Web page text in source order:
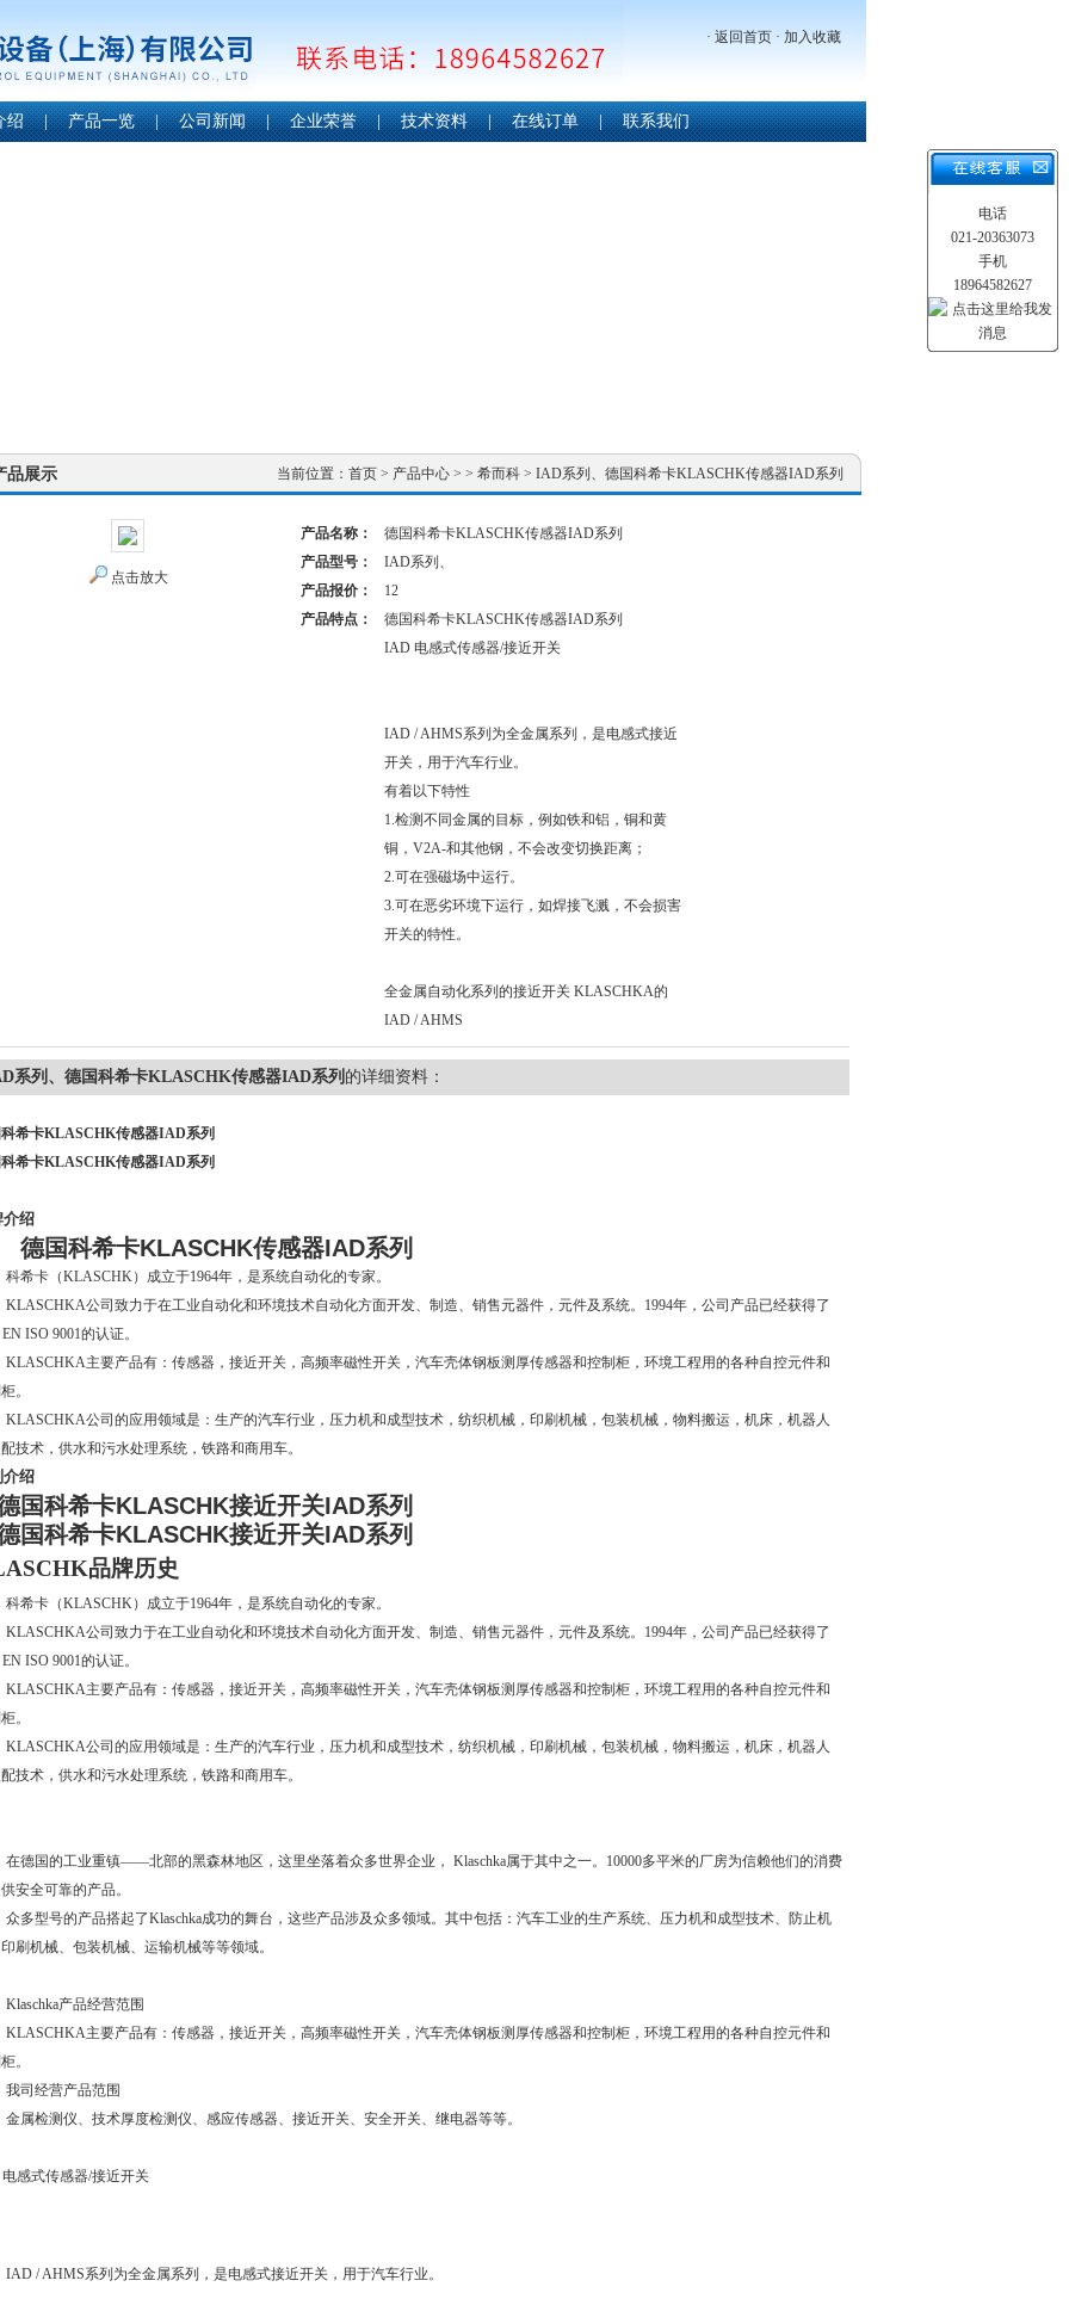
· 返回首页 · 加入收藏
绍 | 产品一览 | 公司新闻 | 企业荣誉 | 技术资料 | 在线订单 | 联系我们
品展示 当前位置： 首页 > 产品中心 > > 希而科 > IAD系列、德国科希卡KLASCHK传感器IAD系列
点击放大
产品名称：
德国科希卡KLASCHK传感器IAD系列
产品型号：
IAD系列、
产品报价：
12
产品特点：
德国科希卡KLASCHK传感器IAD系列
IAD 电感式传感器/接近开关
IAD / AHMS系列为全金属系列，是电感式接近
开关，用于汽车行业。
有着以下特性
1.检测不同金属的目标，例如铁和铝，铜和黄
铜，V2A-和其他钢，不会改变切换距离；
2.可在强磁场中运行。
3.可在恶劣环境下运行，如焊接飞溅，不会损害
开关的特性。
全金属自动化系列的接近开关 KLASCHKA的
IAD / AHMS
系列、德国科希卡KLASCHK传感器IAD系列 的详细资料：
希卡KLASCHK传感器IAD系列
希卡KLASCHK传感器IAD系列
介绍
德国科希卡KLASCHK传感器IAD系列
科希卡（KLASCHK）成立于1964年，是系统自动化的专家。
KLASCHKA公司致力于在工业自动化和环境技术自动化方面开发、制造、销售元器件，元件及系统。 1994年，公司产品已经获得了
ISO 9001的认证。
KLASCHKA主要产品有：传感器，接近开关，高频率磁性开关，汽车壳体钢板测厚传感器和控制柜，环境工程用的各种自控元件和
。
KLASCHKA公司的应用领域是：生产的汽车行业，压力机和成型技术，纺织机械，印刷机械，包装机械，物料搬运，机床，机器人
技术，供水和污水处理系统，铁路和商用车。
介绍
国科希卡KLASCHK接近开关IAD系列
国科希卡KLASCHK接近开关IAD系列
品牌历史
科希卡（KLASCHK）成立于1964年，是系统自动化的专家。
KLASCHKA公司致力于在工业自动化和环境技术自动化方面开发、制造、销售元器件，元件及系统。 1994年，公司产品已经获得了
ISO 9001的认证。
KLASCHKA主要产品有：传感器，接近开关，高频率磁性开关，汽车壳体钢板测厚传感器和控制柜，环境工程用的各种自控元件和
。
KLASCHKA公司的应用领域是：生产的汽车行业，压力机和成型技术，纺织机械，印刷机械，包装机械，物料搬运，机床，机器人
技术，供水和污水处理系统，铁路和商用车。
在德国的工业重镇——北部的黑森林地区，这里坐落着众多世界企业， Klaschka属于其中之一。 10000多平米的厂房为信赖他们的消费
安全可靠的产品。
众多型号的产品搭起了Klaschka成功的舞台，这些产品涉及众多领域。其中包括：汽车工业的生产系统、压力机和成型技术、防止机
刷机械、包装机械、运输机械等等领域。
Klaschka产品经营范围
KLASCHKA主要产品有：传感器，接近开关，高频率磁性开关，汽车壳体钢板测厚传感器和控制柜，环境工程用的各种自控元件和
。
我司经营产品范围
金属检测仪、技术厚度检测仪、感应传感器、接近开关、安全开关、继电器等等。
电感式传感器/接近开关
IAD / AHMS系列为全金属系列，是电感式接近开关，用于汽车行业。
电话
021-20363073
手机
18964582627